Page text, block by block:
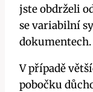
jste obdrželi
se variabilní
dokumentech.
V případě
pobočku